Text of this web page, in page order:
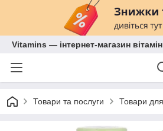
Vitamins — інтернет-магазин
Товари та послуги Товари